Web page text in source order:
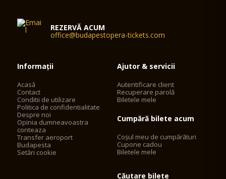
REZERVĂ ACUM
office@budapestopera-tickets.com
Informații
Acasă
Contact
Conditii de utilizare
Politica de confidentialitate
Despre noi
Opinia dumneavoastra
conteaza
Transfer aeroport
Budapesta
Setări cookie
Ajutor & servicii
Autentificare client
Recuperare parolă
Biletele mele
Cumpără bilete acum
Coșul meu de cumpărături
Cupone cadou
Biletele mele
Căutare bilete